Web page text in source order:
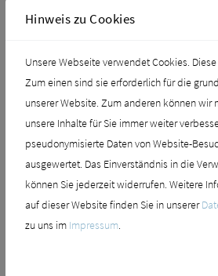
Hinweis zu Cookies
Unsere Webseite verwendet Cookies.
Zum einen sind sie erforderlich für die
unserer Website. Zum anderen können wir
unsere Inhalte für Sie immer weiter
pseudonymisierte Daten von Website-
ausgewertet. Das Einverständnis in die
können Sie jederzeit widerrufen. Weitere
auf dieser Website finden Sie in unserer
zu uns im Impressum.